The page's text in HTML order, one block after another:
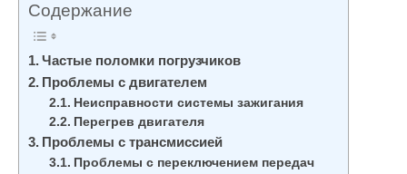
Содержание
Частые поломки погрузчиков
Проблемы с двигателем
Неисправности системы зажигания
Перегрев двигателя
Проблемы с трансмиссией
Проблемы с переключением передач